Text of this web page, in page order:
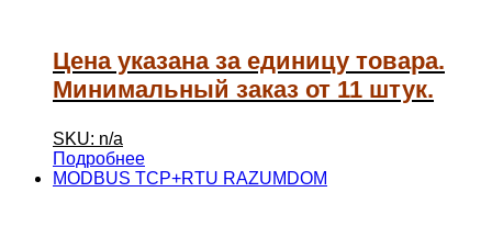
Цена указана за единицу товара.
Минимальный заказ от 11 штук.
SKU: n/a
Подробнее
MODBUS TCP+RTU RAZUMDOM